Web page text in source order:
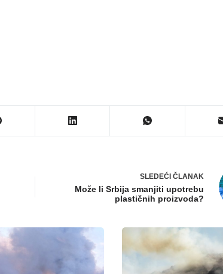
SLEDEĆI ČLANAK
Može li Srbija smanjiti upotrebu
plastičnih proizvoda?